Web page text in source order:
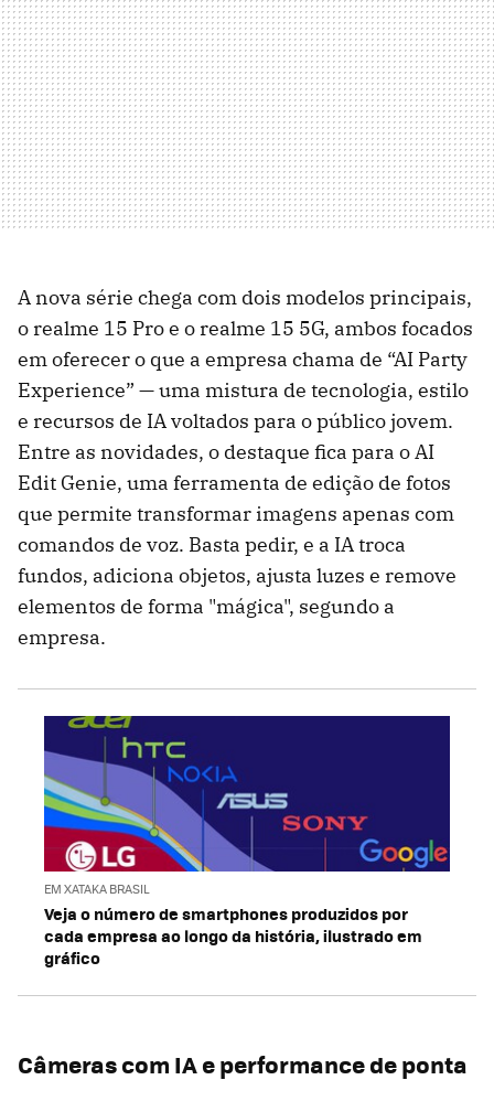
A nova série chega com dois modelos principais,
o realme 15 Pro e o realme 15 5G, ambos focados
em oferecer o que a empresa chama de “AI Party
Experience” — uma mistura de tecnologia, estilo
e recursos de IA voltados para o público jovem.
Entre as novidades, o destaque fica para o AI
Edit Genie, uma ferramenta de edição de fotos
que permite transformar imagens apenas com
comandos de voz. Basta pedir, e a IA troca
fundos, adiciona objetos, ajusta luzes e remove
elementos de forma "mágica", segundo a
empresa.
EM XATAKA BRASIL
Veja o número de smartphones produzidos por
cada empresa ao longo da história, ilustrado em
gráfico
Câmeras com IA e performance de ponta